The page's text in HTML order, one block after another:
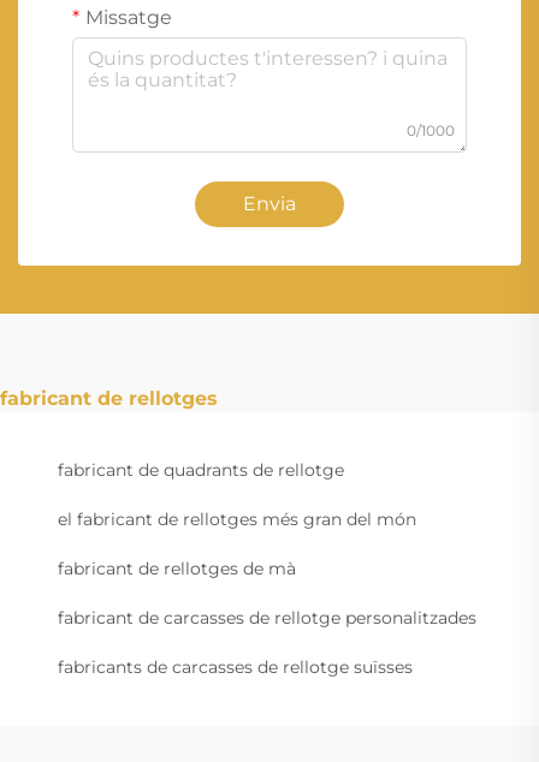
Missatge
0/1000
Envia
fabricant de rellotges
fabricant de quadrants de rellotge
el fabricant de rellotges més gran del món
fabricant de rellotges de mà
fabricant de carcasses de rellotge personalitzades
fabricants de carcasses de rellotge suïsses